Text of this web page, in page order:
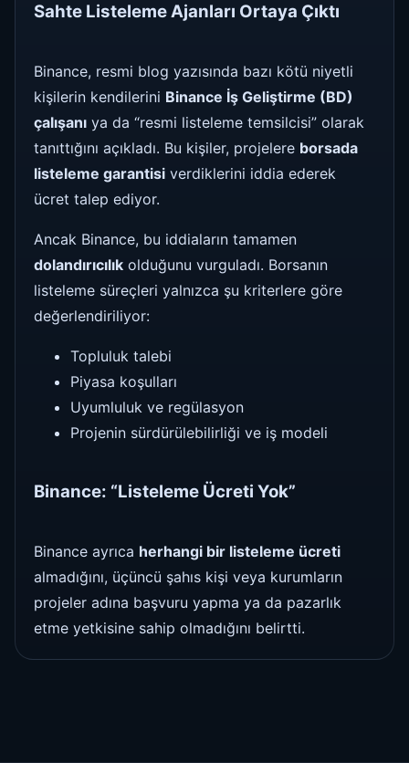
Sahte Listeleme Ajanları Ortaya Çıktı
Binance, resmi blog yazısında bazı kötü niyetli
kişilerin kendilerini Binance İş Geliştirme (BD)
çalışanı ya da “resmi listeleme temsilcisi” olarak
tanıttığını açıkladı. Bu kişiler, projelere borsada
listeleme garantisi verdiklerini iddia ederek
ücret talep ediyor.
Ancak Binance, bu iddiaların tamamen
dolandırıcılık olduğunu vurguladı. Borsanın
listeleme süreçleri yalnızca şu kriterlere göre
değerlendiriliyor:
Topluluk talebi
Piyasa koşulları
Uyumluluk ve regülasyon
Projenin sürdürülebilirliği ve iş modeli
Binance: “Listeleme Ücreti Yok”
Binance ayrıca herhangi bir listeleme ücreti
almadığını, üçüncü şahıs kişi veya kurumların
projeler adına başvuru yapma ya da pazarlık
etme yetkisine sahip olmadığını belirtti.